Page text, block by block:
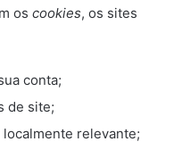
os cookies, os sites
conta;
de site;
relevante;